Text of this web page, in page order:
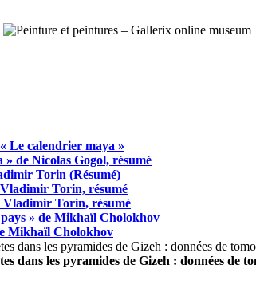
Le calendrier maya »
de Nicolas Gogol, résumé
Torin (Résumé)
Vladimir Torin, résumé
Vladimir Torin, résumé
» de Mikhaïl Cholokhov
Mikhaïl Cholokhov
dans les pyramides de Gizeh : données de